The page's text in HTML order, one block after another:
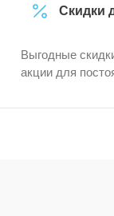
Скидки
Выгодные
акции для